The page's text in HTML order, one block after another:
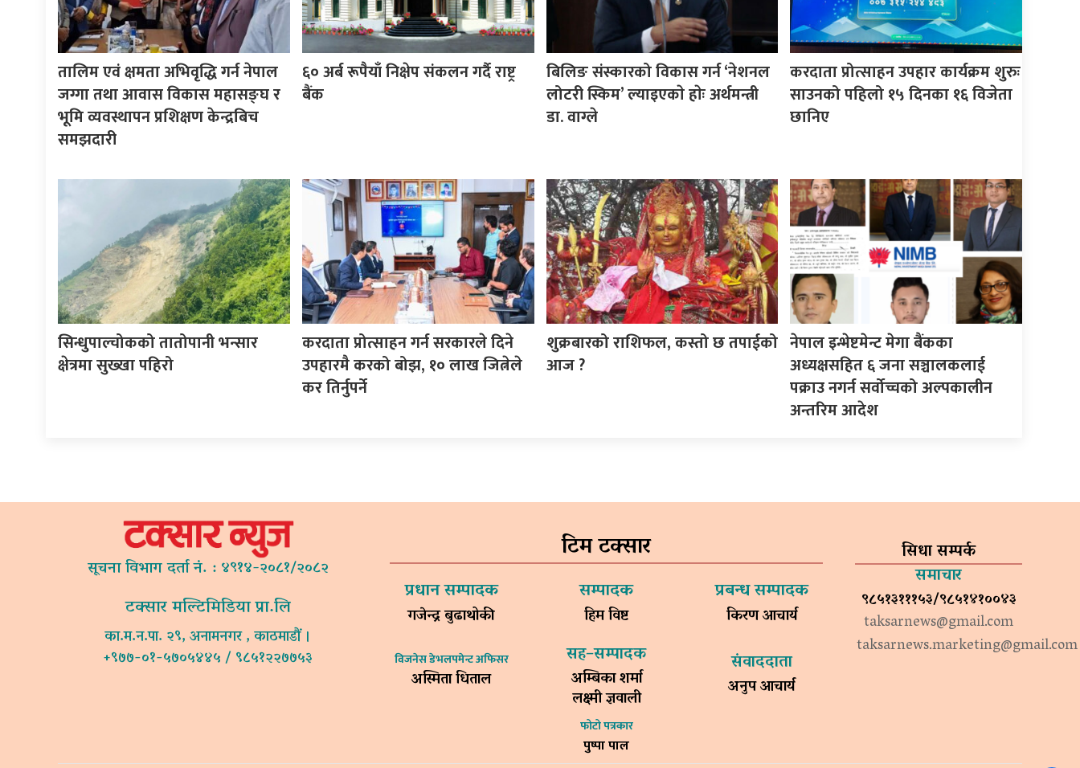
तालिम एवं क्षमता अभिवृद्धि गर्न नेपाल
जग्गा तथा आवास विकास महासङ्घ र
भूमि व्यवस्थापन प्रशिक्षण केन्द्रबिच
समझदारी
६० अर्ब रूपैयाँ निक्षेप संकलन गर्दै राष्ट्र
बैंक
बिलिङ संस्कारको विकास गर्न ‘नेशनल
लोटरी स्किम’ ल्याइएकाे हाेः अर्थमन्त्री
डा. वाग्ले
करदाता प्रोत्साहन उपहार कार्यक्रम शुरुः
साउनको पहिलो १५ दिनका १६ विजेता
छानिए
सिन्धुपाल्चोकको तातोपानी भन्सार
क्षेत्रमा सुख्खा पहिरो
करदाता प्रोत्साहन गर्न सरकारले दिने
उपहारमै करको बोझ, १० लाख जित्नेले
कर तिर्नुपर्ने
शुक्रबारको राशिफल, कस्तो छ तपाईको
आज ?
नेपाल इन्भेष्टमेन्ट मेगा बैंकका
अध्यक्षसहित ६ जना सञ्चालकलाई
पक्राउ नगर्न सर्वोच्चको अल्पकालीन
अन्तरिम आदेश
सूचना विभाग दर्ता नं. : ४९१४-२०८१/२०८२
टक्सार मल्टिमिडिया प्रा.लि
का.म.न.पा. २९, अनामनगर , काठमाडौं ।
+९७७-०१-५७०५४४५ / ९८५१२२७७५३
टिम टक्सार
प्रधान सम्पादक
गजेन्द्र बुढाथोकी
सम्पादक
हिम विष्ट
प्रबन्ध सम्पादक
किरण आचार्य
विजनेस डेभलपमेन्ट अफिसर
अस्मिता धिताल
सह–सम्पादक
अम्बिका शर्मा
लक्ष्मी ज्ञवाली
फोटो पत्रकार
पुष्पा पाल
संवाददाता
अनुप आचार्य
सिधा सम्पर्क
समाचार
९८५१३१११५३/९८५१४१००४३
taksarnews@gmail.com
taksarnews.marketing@gmail.com